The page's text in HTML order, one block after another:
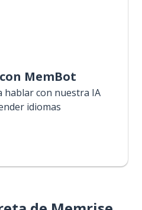
MemBot
hablar con nuestra IA
idiomas